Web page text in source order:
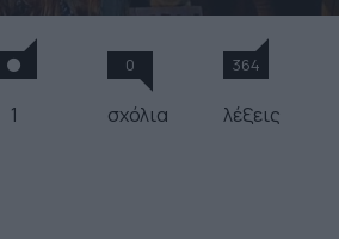
1
0
σχόλια
364
λέξεις